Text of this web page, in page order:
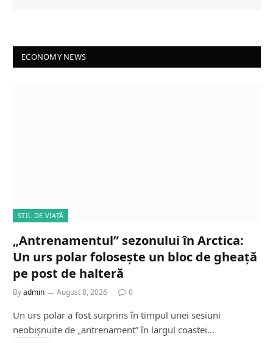
ECONOMY NEWS
STIL DE VIAȚĂ
„Antrenamentul” sezonului în Arctica:
Un urs polar folosește un bloc de gheață
pe post de halteră
Byadmin August 8, 2026 0
Un urs polar a fost surprins în timpul unei sesiuni
neobișnuite de „antrenament” în largul coastei…